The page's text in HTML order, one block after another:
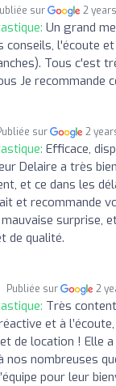
sur 2
Un grand
conseils, l'écoute
Tous c'est
Je recommande
sur 2
Efficace,
Delaire a très
et ce dans les
et recommande
surprise,
de qualité.
Publiée sur 2
Très
et à
de location ! Elle
nos nombreuses
pour leur